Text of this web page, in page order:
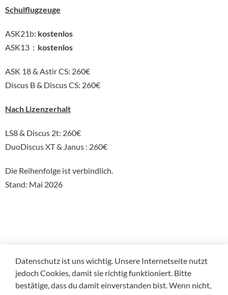
Schulflugzeuge
ASK21b: kostenlos
ASK13 : kostenlos
ASK 18 & Astir CS: 260€
Discus B & Discus CS: 260€
Nach Lizenzerhalt
LS8 & Discus 2t: 260€
DuoDiscus XT & Janus : 260€
Die Reihenfolge ist verbindlich.
Stand: Mai 2026
Datenschutz ist uns wichtig. Unsere Internetseite nutzt
jedoch Cookies, damit sie richtig funktioniert. Bitte
bestätige, dass du damit einverstanden bist. Wenn nicht,